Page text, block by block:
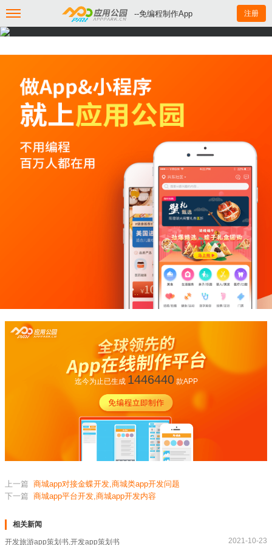
--免编程制作App 注册
迄今为止已生成 1446440款APP
上一篇 商城app对接金蝶开发,商城类app开发问题
下一篇 商城app平台开发,商城app开发内容
相关新闻
开发旅游app策划书,开发app策划书 2021-10-23